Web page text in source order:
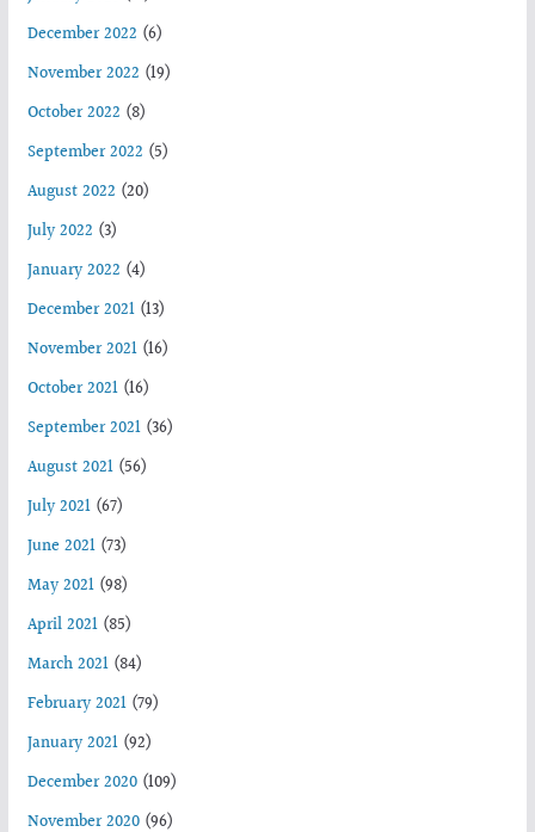
December 2022 (6)
November 2022 (19)
October 2022 (8)
September 2022 (5)
August 2022 (20)
July 2022 (3)
January 2022 (4)
December 2021(13)
November 2021(16)
October 2021(16)
September 2021(36)
August 2021(56)
July 2021(67)
June 2021(73)
May 2021(98)
April 2021(85)
March 2021(84)
February 2021(79)
January 2021(92)
December 2020(109)
November 2020(96)